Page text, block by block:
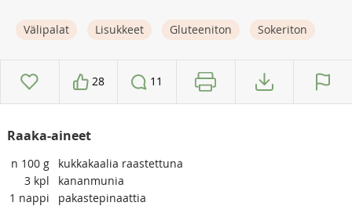
Välipalat Lisukkeet Gluteeniton Sokeriton
28 11
Raaka-aineet
n 100 g
kukkakaalia raastettuna
3 kpl
kananmunia
1 nappi
pakastepinaattia